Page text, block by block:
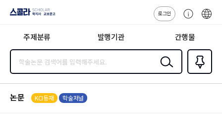
지사·교보문고
로그인
센
주제분류 발행기관 간행물
검색
즐겨찾
기0
논문 KCI등재 학술저널